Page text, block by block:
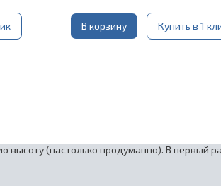
В корзину Купить в 1
высоту (настолько продуманно). В первый